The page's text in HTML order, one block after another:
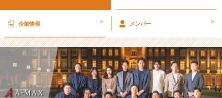
（A
A
X）
の
採
用/
求
企業情報 > メンバー >